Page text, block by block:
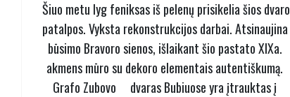
Šiuo metu lyg feniksas iš pelenų prisikelia šios dvaro
patalpos. Vyksta rekonstrukcijos darbai. Atsinaujina
būsimo Bravoro sienos, išlaikant šio pastato XIXa.
akmens mūro su dekoro elementais autentiškumą.
Grafo Zubovo dvaras Bubiuose yra įtrauktas į